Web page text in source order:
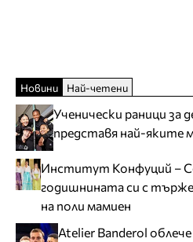
Новини Най-четени
Ученически раници за
представя най-яките
Институт Конфуций –
годишнината си с
на поли мамиен
Atelier Banderol